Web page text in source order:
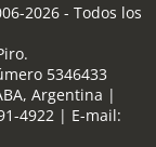
2026 - Todos los
5346433
Argentina |
4922| E-mail: